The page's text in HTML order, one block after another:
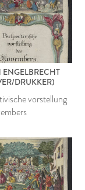
ENGELBRECHT
DRUKKER)
vorstellung